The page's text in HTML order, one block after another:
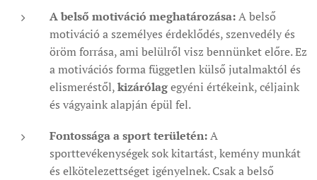
A belső motiváció meghatározása:A belső
motiváció a személyes érdeklődés, szenvedély és
öröm forrása, ami belülről visz bennünket előre. Ez
a motivációs forma független külső jutalmaktól és
elismeréstől,kizárólagegyéni értékeink, céljaink
és vágyaink alapján épül fel.
Fontossága a sport területén:A
sporttevékenységek sok kitartást, kemény munkát
és elkötelezettséget igényelnek. Csak a belső